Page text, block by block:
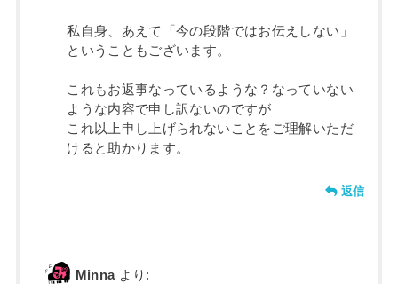
私自身、あえて「今の段階ではお伝えしない」
ということもございます。
これもお返事なっているような？なっていない
ような内容で申し訳ないのですが
これ以上申し上げられないことをご理解いただ
けると助かります。
返信
Minna より: